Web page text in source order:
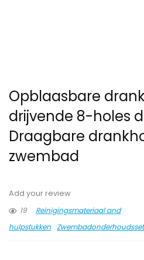
Opblaasbare
drijvende 8-holes
Draagbare
zwembad
Add your review
19
Reinigingsmateriaal and
hulpstukken